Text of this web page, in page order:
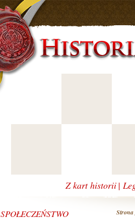
Z kart historii |
SPOŁECZEŃSTWO Strona